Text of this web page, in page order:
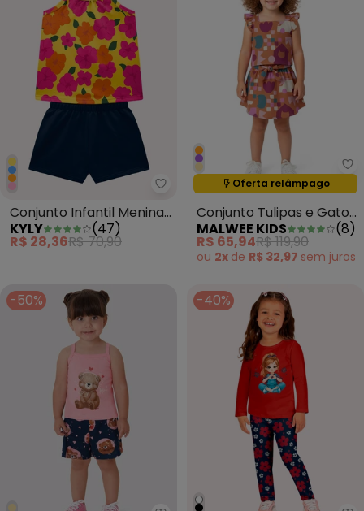
Kyly - Conjunto Infantil Menina
Conjunto Infantil Menina
em Algodão Amarelo
KYLY (47)
R$ 28,36R$ 70,90
Oferta relâmpago
Termina em:14:38:39
Conjunto Tulipas e Gatos
Laranja
MALWEE KIDS (8)
R$ 65,94R$ 119,90
ou 2x de R$ 32,97 sem juros
-50% -40%